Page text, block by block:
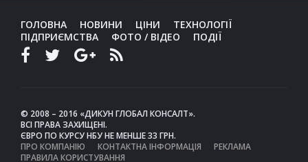
ГОЛОВНА НОВИНИ ЦІНИ
ТЕХНОЛОГІЇ
ПІДПРИЄМСТВА
ФОТО / ВІДЕО ПОДІЇ
© 2008 – 2016 «ДИКУН ГЛОБАЛ КОНСАЛТ».
ВСІ ПРАВА ЗАХИЩЕНІ.
ЄВРО ПО КУРСУ НБУ НЕ МЕНШЕ 33 ГРН.
ПРО КОМПАНІЮ
КОНТАКТНА ІНФОРМАЦІЯ
РЕКЛАМА
ПРАВИЛА КОРИСТУВАННЯ